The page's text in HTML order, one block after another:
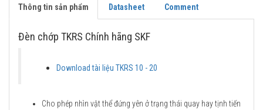
Thông tin sản phẩm Datasheet Comment
Đèn chớp TKRS Chính hãng SKF
Download tài liệu TKRS 10 - 20
Cho phép nhìn vật thể đứng yên ở trạng thái quay hay tịnh tiến